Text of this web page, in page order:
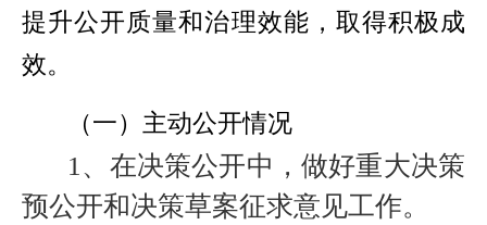
提升公开质量和治理效能，取得积极成
效。
（一）主动公开情况
1 、在决策公开中，做好重大决策
预公开和决策草案征求意见工作。